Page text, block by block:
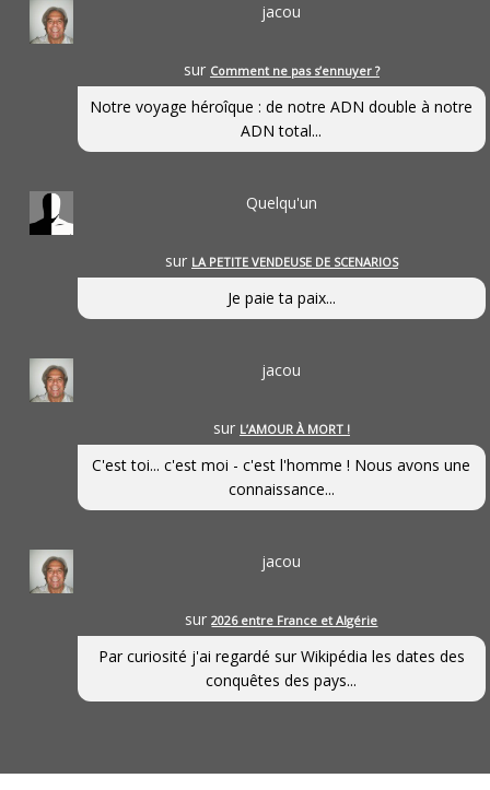
jacou
sur Comment ne pas s’ennuyer ?
Notre voyage héroîque : de notre ADN double à notre
ADN total...
Quelqu'un
sur LA PETITE VENDEUSE DE SCENARIOS
Je paie ta paix...
jacou
sur L’AMOUR À MORT !
C'est toi... c'est moi - c'est l'homme ! Nous avons une
connaissance...
jacou
sur2026 entre France et Algérie
Par curiosité j'ai regardé sur Wikipédia les dates des
conquêtes des pays...